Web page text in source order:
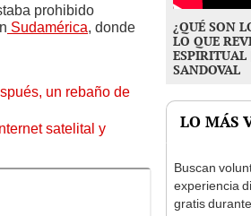
prohibido
Sudamérica, donde
un rebaño de
satelital y
¿QUÉ SON
LO QUE
ESPIRITUAL
SANDOVAL
LO MÁS
Buscan
experiencia
gratis